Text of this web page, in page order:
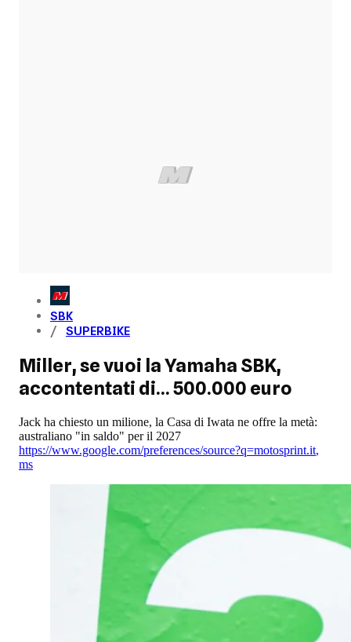
SBK
SUPERBIKE
Miller, se vuoi la Yamaha SBK,
accontentati di... 500.000 euro
Jack ha chiesto un milione, la Casa di Iwata ne offre la metà:
australiano "in saldo" per il 2027
https://www.google.com/preferences/source?q=motosprint.it,
ms